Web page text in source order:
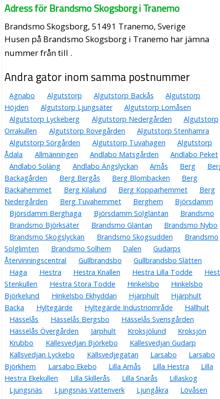
Adress för Brandsmo Skogsborg i Tranemo
Brandsmo Skogsborg, 51491 Tranemo, Sverige
Husen på Brandsmo Skogsborg i Tranemo har jämna
nummer från till .
Andra gator inom samma postnummer
Agnabo Algutstorp Algutstorp Backås
Algutstorp
Höjden
Algutstorp Ljungsäter
Algutstorp Lomåsen
Algutstorp Lyckeberg
Algutstorp Nedergården
Algutstorp
Orrakullen
Algutstorp Rovegården
Algutstorp Stenhamra
Algutstorp Sörgården
Algutstorp Tuvahagen
Algutstorp
Ådala
Allmänningen Andlabo Matsgården
Andlabo Peket
Andlabo Soläng
Andlabo Ängslyckan Arnås Berg
Backagården
Berg Bergås Berg Blombacken
Berg
Bäckahemmet
Berg Kilalund Berg Kopparhemmet
Berg
Nedergården
Berg Tuvahemmet Berghem
Björsdamm
Björsdamm Berghaga
Björsdamm Solgläntan
Brandsmo
Brandsmo Björksäter
Brandsmo Gläntan
Brandsmo Nybo
Brandsmo Skogslyckan
Brandsmo Skogsudden
Brandsmo
Solglimten
Brandsmo Solhem Dalen
Gudarps
Återvinningscentral
Gullbrandsbo
Gullbrandsbo Slätten
Haga
Hestra Hestra Knallen Hestra Lilla Todde
Stenkullen
Hestra Stora Todde Hinkelsbo
Hinkelsbo
Björkelund
Hinkelsbo Ekhyddan Hjärphult
Hjärphult
Backa
Hyltegärde Hyltegärde Industriområde
Hällhult
Hässelås
Hässelås Bergsbo
Hässelås Svensgården
Hässelås Övergården
Järphult Kroksjölund
Kroksjön
Krubbo
Källesvedjan Björkebo
Källesvedjan Gudarp
Källsvedjan Lyckebo
Källsvedjegatan Larsabo
Larsabo
Björkhem
Larsabo Ekebo Lilla Arnås Lilla Hestra
Lilla
Hestra Ekekullen
Lilla Skillerås Lilla Snarås
Lillaskog
Ljungsnäs
Ljungsnäs Vattenverk Ljungåkra
Lövåsen